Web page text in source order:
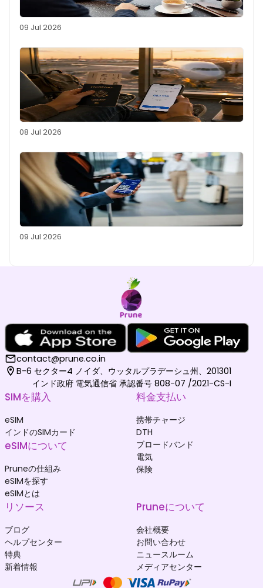
09 Jul 2026
08 Jul 2026
09 Jul 2026
contact@prune.co.in
B-6 セクター4 ノイダ、ウッタルプラデーシュ州、201301
インド政府 電気通信省 承認番号 808-07 /2021-CS-I
SIMを購入
eSIM
インドのSIMカード
eSIMについて
Pruneの仕組み
eSIMを探す
eSIMとは
料金支払い
携帯チャージ
DTH
ブロードバンド
電気
保険
リソース
ブログ
ヘルプセンター
特典
新着情報
Pruneについて
会社概要
お問い合わせ
ニュースルーム
メディアセンター